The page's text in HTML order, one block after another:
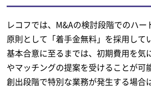
レコフでは、M&Aの検討段階でのハー
原則として「着手金無料」を採用して
基本合意に至るまでは、初期費用を気
やマッチングの提案を受けることが可
創出段階で特別な業務が発生する場合